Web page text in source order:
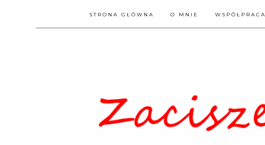
STRONA GŁÓWNA O MNIE WSPÓŁPRACA